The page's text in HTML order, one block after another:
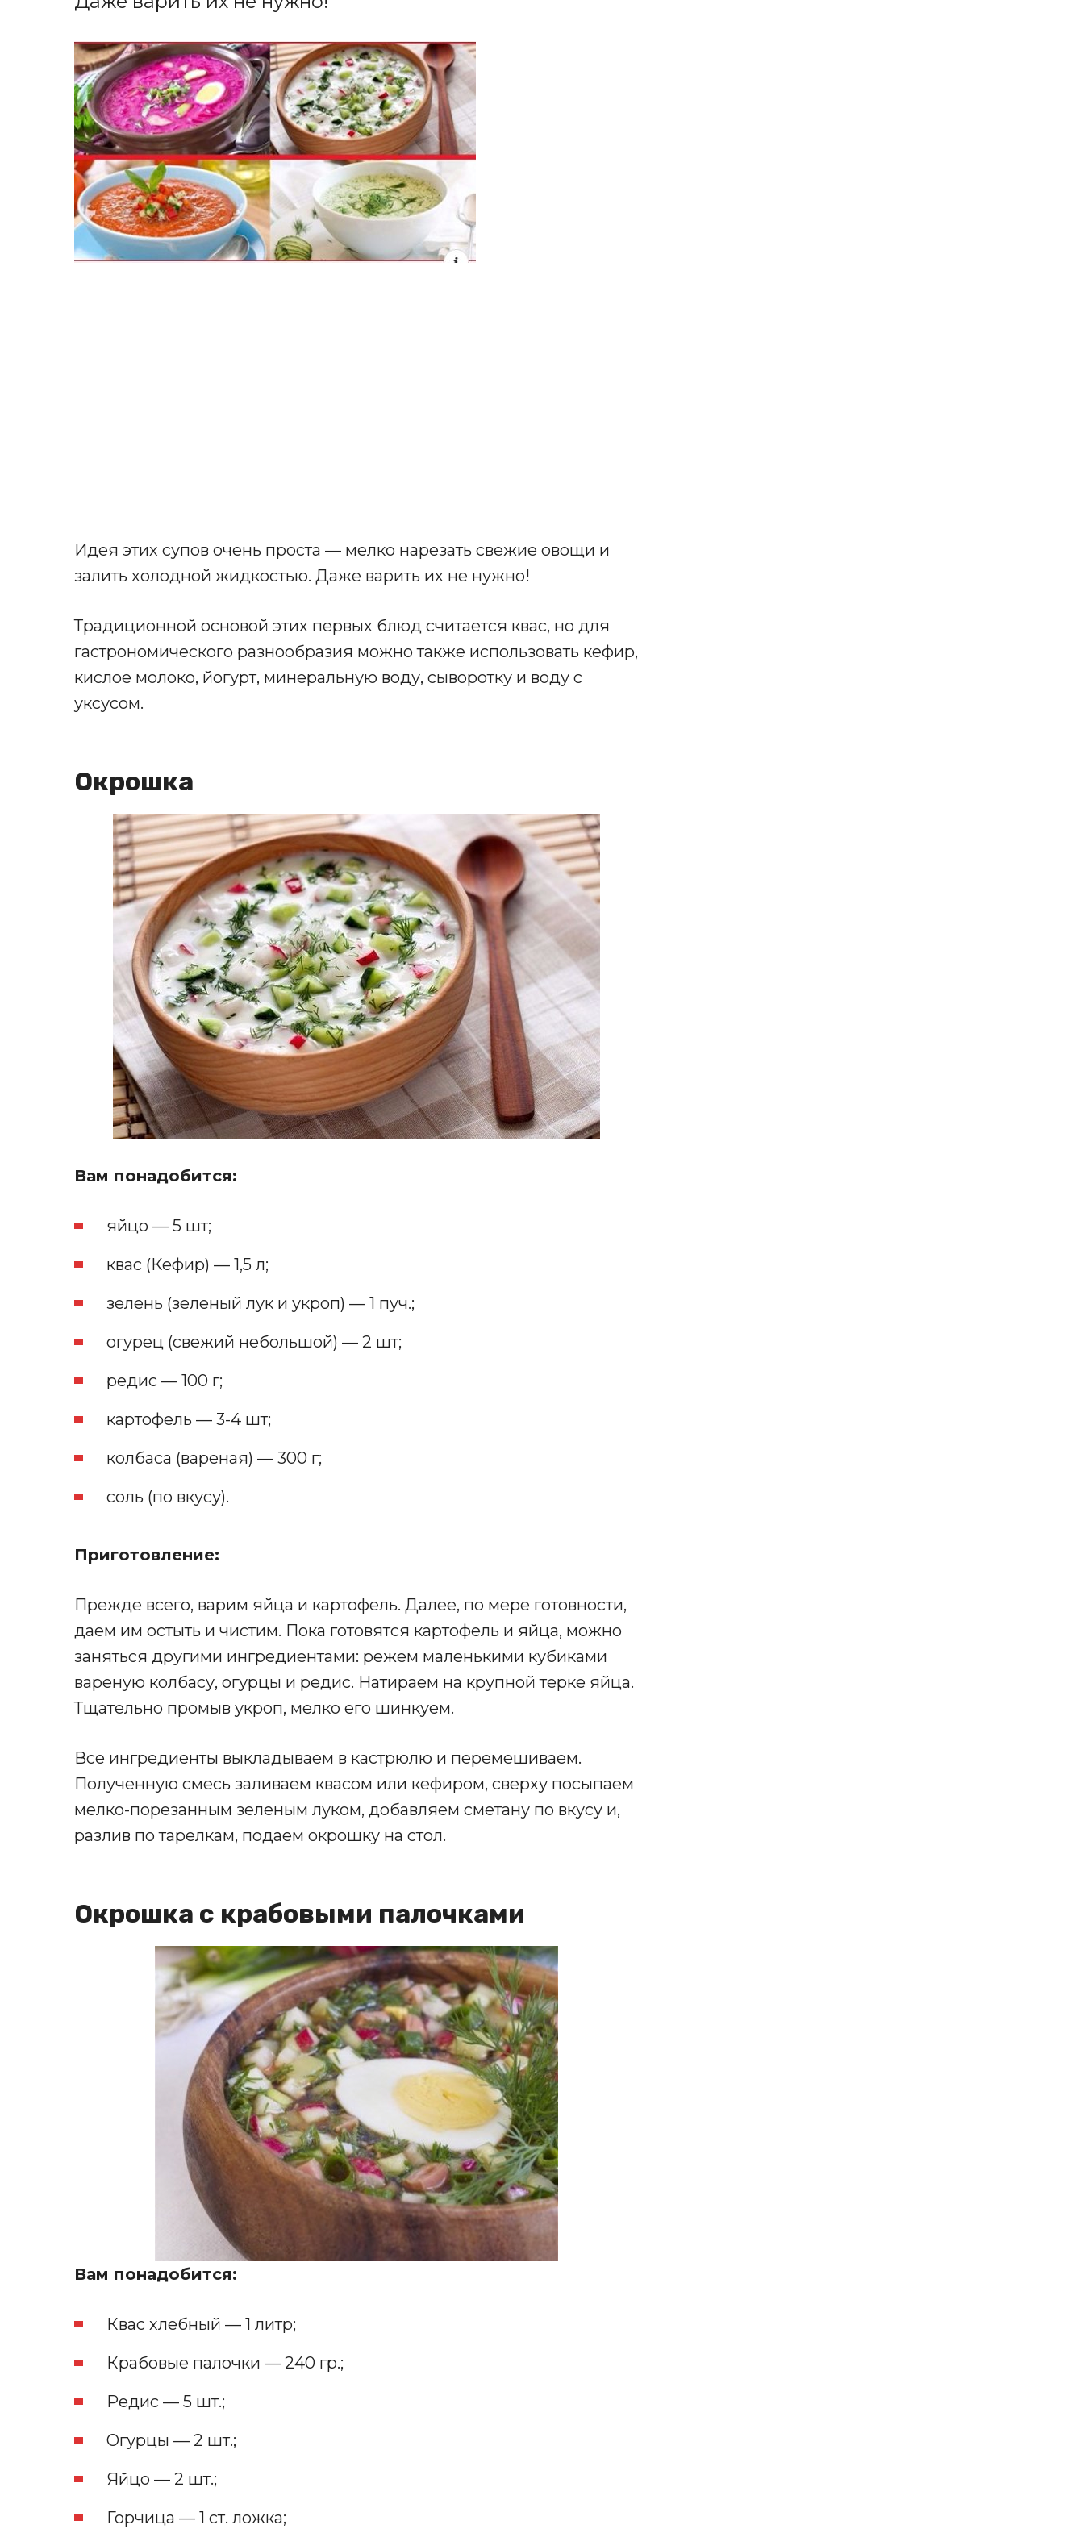
Идея этих супов очень проста — мелко нарезать свежие овощи и
залить холодной жидкостью. Даже варить их не нужно!
Традиционной основой этих первых блюд считается квас, но для
гастрономического разнообразия можно также использовать кефир,
кислое молоко, йогурт, минеральную воду, сыворотку и воду с
уксусом.
Окрошка
Вам понадобится:
яйцо — 5 шт;
квас (Кефир) — 1,5 л;
зелень (зеленый лук и укроп) — 1 пуч.;
огурец (свежий небольшой) — 2 шт;
редис — 100 г;
картофель — 3-4 шт;
колбаса (вареная) — 300 г;
соль (по вкусу).
Приготовление:
Прежде всего, варим яйца и картофель. Далее, по мере готовности,
даем им остыть и чистим. Пока готовятся картофель и яйца, можно
заняться другими ингредиентами: режем маленькими кубиками
вареную колбасу, огурцы и редис. Натираем на крупной терке яйца.
Тщательно промыв укроп, мелко его шинкуем.
Все ингредиенты выкладываем в кастрюлю и перемешиваем.
Полученную смесь заливаем квасом или кефиром, сверху посыпаем
мелко-порезанным зеленым луком, добавляем сметану по вкусу и,
разлив по тарелкам, подаем окрошку на стол.
Окрошка с крабовыми палочками
Вам понадобится:
Квас хлебный — 1 литр;
Крабовые палочки — 240 гр.;
Редис — 5 шт.;
Огурцы — 2 шт.;
Яйцо — 2 шт.;
Горчица — 1 ст. ложка;